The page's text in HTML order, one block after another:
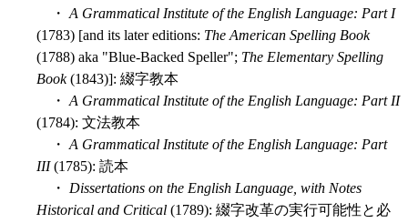
・ A Grammatical Institute of the English Language: Part I
(1783) [and its later editions: The American Spelling Book
(1788) aka "Blue-Backed Speller"; The Elementary Spelling
Book(1843)]: 綴字教本
・ A Grammatical Institute of the English Language: Part II
(1784): 文法教本
・ A Grammatical Institute of the English Language: Part
III(1785): 読本
・ Dissertations on the English Language, with Notes
Historical and Critical (1789): 綴字改革の実行可能性と必